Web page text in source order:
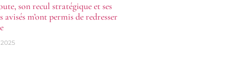
son recul stratégique et ses
avisés m’ont permis de redresser